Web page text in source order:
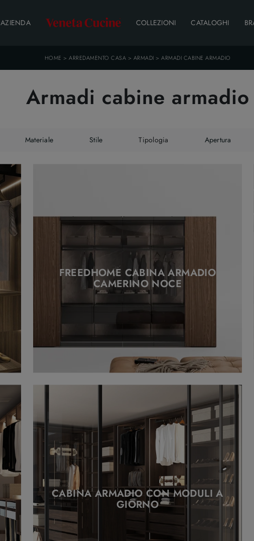
AZIENDA COLLEZIONI CATALOGHI
HOME > ARREDAMENTO CASA > ARMADI > ARMADI CABINE ARMADIO
Armadi cabine armadio
Materiale Stile Tipologia Apertura
FREEDHOME CABINA ARMADIO
CAMERINO NOCE
CABINA ARMADIO CON MODULI A
GIORNO